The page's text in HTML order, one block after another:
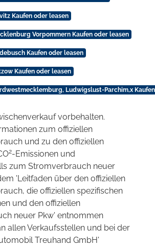
Kaufen oder leasen
Vorpommern Kaufen oder leasen
Kaufen oder leasen
Kaufen oder leasen
Ludwigslust-Parchim,x
vorbehalten.
zum offiziellen
und zu den offiziellen
2-Emissionen und
zum Stromverbrauch neuer
'Leitfaden über den offiziellen
die offiziellen spezifischen
und den offiziellen
neuer Pkw' entnommen
allen Verkaufsstellen und bei der
Treuhand GmbH'